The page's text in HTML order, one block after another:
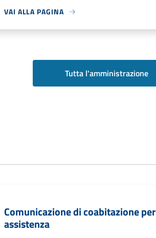
VAI ALLA PAGINA
Tutta l'amministrazione
Comunicazione di coabitazione per
assistenza